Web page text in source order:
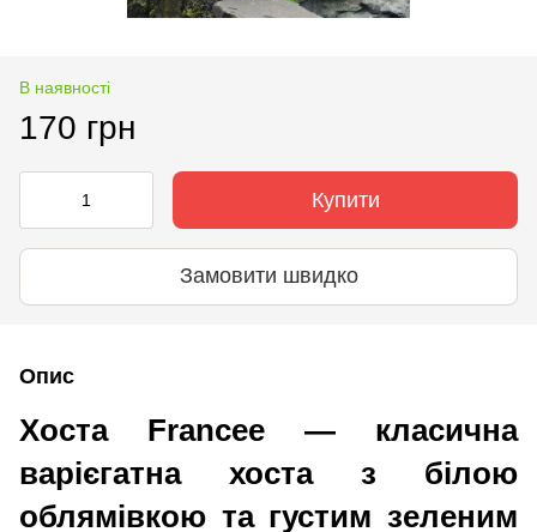
В наявності
170 грн
Купити
Замовити швидко
Опис
Хоста Francee — класична
варієгатна хоста з білою
облямівкою та густим зеленим